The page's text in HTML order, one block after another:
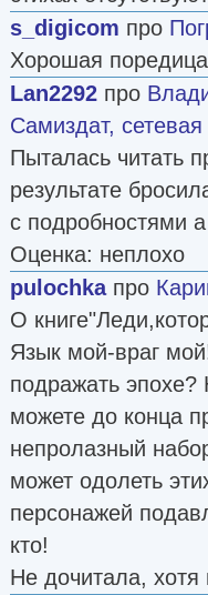
s_digicom про
Хорошая
Lan2292 про
Самиздат,
Пыталась читать
результате
с подробностями
Оценка: неплохо
pulochkaпро
О
Язык мой-враг
подражать
можете до конца
непролазный
может одолеть
персонажей
кто!
Не дочитала,